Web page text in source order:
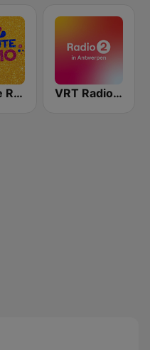
Q-Foute Radio VRT Radio 2 Antwerpen